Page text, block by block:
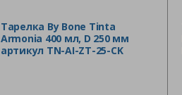
Тарелка By Bone Tinta
Armonia 400 мл, D 250 мм
артикул TN-AI-ZT-25-CK